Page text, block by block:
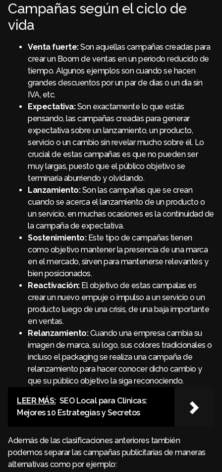
Campañas según el ciclo de
vida
Venta fuerte:Son aquellas campañas creadas para
crear un Boom de ventas en un periodo reducido de
tiempo. Algunos ejemplos son cuando se hacen
grandes descuentos por un par de días o un día sin
IVA, etc.
Expectativa:Son exactamente lo que estás
pensando, las campañas creadas para generar
expectativa sobre un lanzamiento, un producto,
servicio o un cambio sin revelar mucho sobre él. Lo
crucial de estas campañas es que no pueden ser
muy largas, puesto que el público objetivo se
terminaría aburriendo y olvidando.
Lanzamiento:Son las campañas que se crean
cuando se acerca el lanzamiento de un producto o
un servicio, en muchas ocasiones es la continuidad de
la campaña de expectativa.
Sostenimiento: Este tipo de campañas tienen
como objetivo mantener la presencia de una marca
en el mercado, sirven para mantenerse relevantes y
bien posicionados.
Reactivación:El objetivo de estas campalas es
crear un nuevo empuje o impulso a un servicio o un
producto luego de una crisis, de una baja importante
en ventas.
Relanzamiento:Cuando una empresa cambia su
imagen de marca, su logo, sus colores tradicionales o
incluso el packaging se realiza una campaña de
relanzamiento para hacer conocer dicho cambio y
que su público objetivo la siga reconociendo.
LEER MÁS: SEO Local para Clínicas:
Mejores 10 Estrategias y Secretos
Además de las clasificaciones anteriores también
podemos separar las campañas publicitarias de maneras
alternativas como por ejemplo: